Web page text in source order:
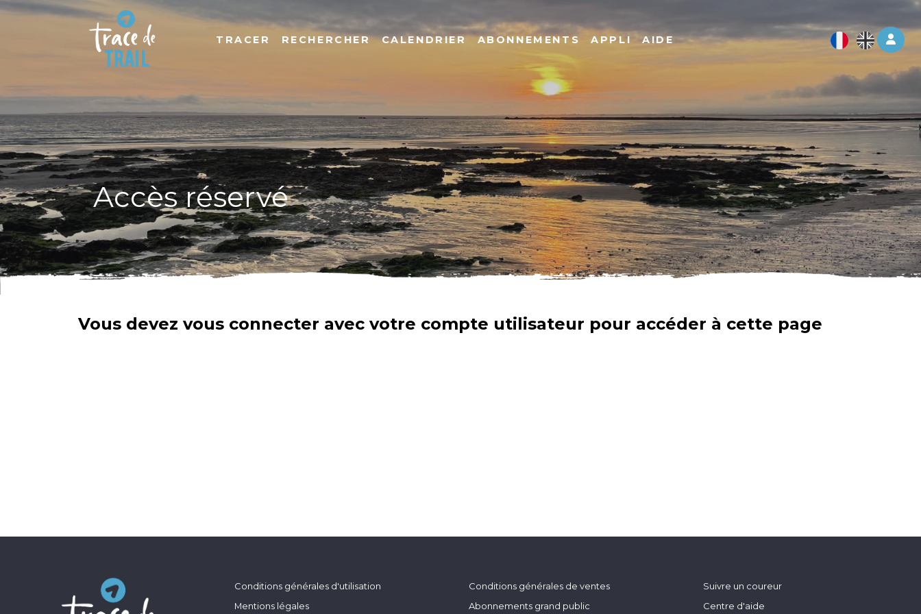
Log
TRACER RECHERCHER CALENDRIER ABONNEMENTS APPLI AIDE
Accès réservé
Vous devez vous connecter avec votre compte utilisateur pour accéder à cette page
Conditions générales d'utilisation
Mentions légales
Conditions générales de ventes
Abonnements grand public
Suivre un coureur
Centre d'aide